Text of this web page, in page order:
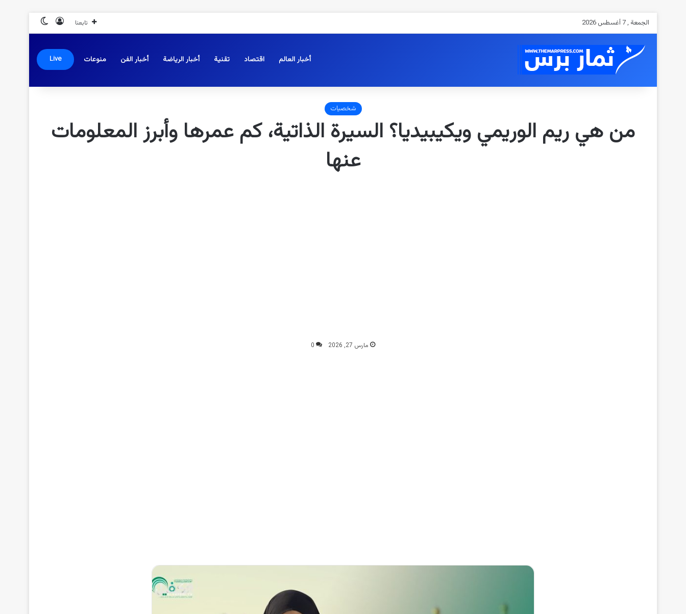
الجمعة , 7 أغسطس 2026 تابعنا تسجيل الدخول
أخبار العالم اقتصاد تقنية أخبار الرياضة أخبار الفن منوعات Live
شخصيات
من هي ريم الوريمي ويكيبيديا؟ السيرة الذاتية، كم عمرها وأبرز المعلومات
عنها
مارس 27, 2026 0